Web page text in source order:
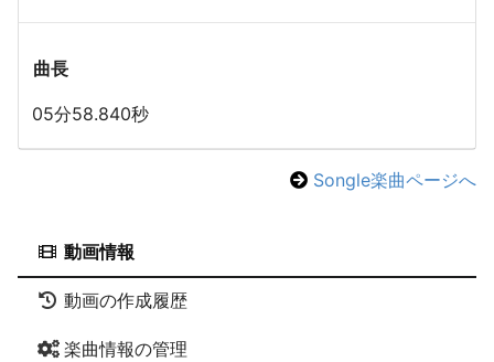
曲長
05分58.840秒
Songle楽曲ページへ
動画情報
動画の作成履歴
楽曲情報の管理